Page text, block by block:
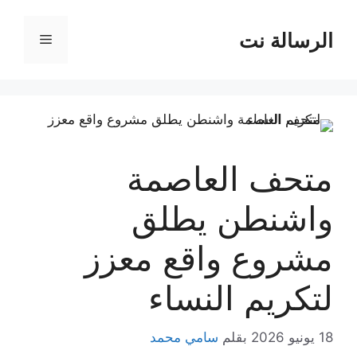
المحتوىالرسالة نت القائمة
متحف العاصمة
واشنطن يطلق
مشروع واقع معزز
لتكريم النساء
18 يونيو 2026 بقلم سامي محمد